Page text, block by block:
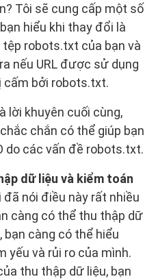
Tôi sẽ cung cấp một số
hiểu khi thay đổi là
robots.txt của bạn và
nếu URL được sử dụng
cấm bởi robots.txt.
lời khuyên cuối cùng,
chắn có thể giúp bạn
do các vấn đề robots.txt.
dữ liệu và kiểm toán
đã nói điều này rất nhiều
càng có thể thu thập dữ
bạn càng có thể hiểu
yếu và rủi ro của mình.
thu thập dữ liệu, bạn